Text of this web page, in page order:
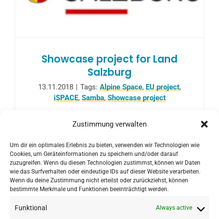
Zustimmung verwalten
Um dir ein optimales Erlebnis zu bieten, verwenden wir Technologien wie
Cookies, um Geräteinformationen zu speichern und/oder darauf
zuzugreifen. Wenn du diesen Technologien zustimmst, können wir Daten
wie das Surfverhalten oder eindeutige IDs auf dieser Website verarbeiten.
Wenn du deine Zustimmung nicht erteilst oder zurückziehst, können
bestimmte Merkmale und Funktionen beeinträchtigt werden.
Funktional Always active
Showcase project for Land
Salzburg
13.11.2018 Tags: Alpine Space, EU project,
iSPACE, Samba, Showcase project
The "SaMBA" project, in which the Research
is a showcase project of the EU funded
Alpine Space Programme.